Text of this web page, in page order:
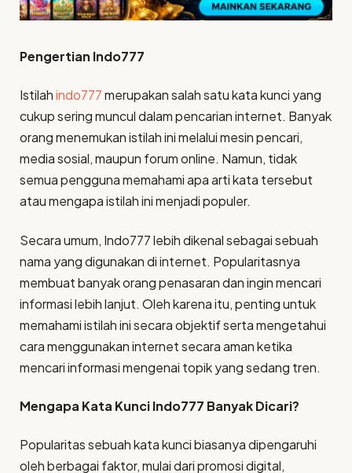
Pengertian Indo777
Istilahindo777merupakan salah satu kata kunci yang
cukup sering muncul dalam pencarian internet. Banyak
orang menemukan istilah ini melalui mesin pencari,
media sosial, maupun forum online. Namun, tidak
semua pengguna memahami apa arti kata tersebut
atau mengapa istilah ini menjadi populer.
Secara umum, Indo777 lebih dikenal sebagai sebuah
nama yang digunakan di internet. Popularitasnya
membuat banyak orang penasaran dan ingin mencari
informasi lebih lanjut. Oleh karena itu, penting untuk
memahami istilah ini secara objektif serta mengetahui
cara menggunakan internet secara aman ketika
mencari informasi mengenai topik yang sedang tren.
Mengapa Kata Kunci Indo777 Banyak Dicari?
Popularitas sebuah kata kunci biasanya dipengaruhi
oleh berbagai faktor, mulai dari promosi digital,